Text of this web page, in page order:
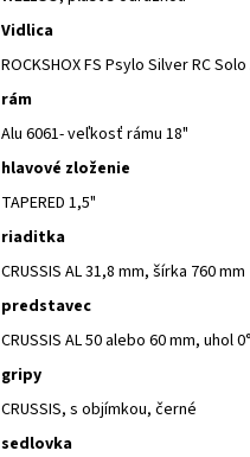
Vidlica
ROCKSHOX FS Psylo Silver RC
rám
Alu 6061- veľkosť rámu 18"
hlavové zloženie
TAPERED 1,5"
riaditka
CRUSSIS AL 31,8 mm, šírka 760 mm
predstavec
CRUSSIS AL 50 alebo 60 mm, uhol 0°
gripy
CRUSSIS, s objímkou, černé
sedlovka